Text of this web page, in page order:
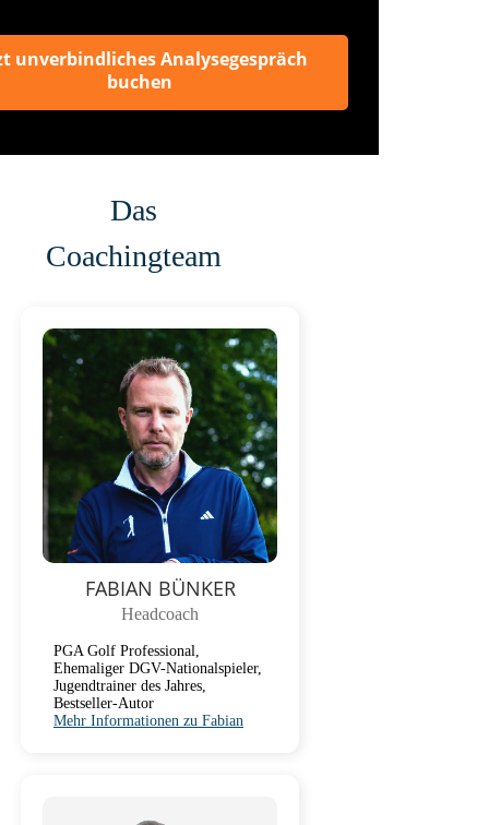
unverbindliches Analysegespräch
buchen
Das
Coachingteam
FABIAN BÜNKER
Headcoach
PGA Golf Professional,
Ehemaliger DGV-Nationalspieler,
Jugendtrainer des Jahres,
Bestseller-Autor
Mehr Informationen zu Fabian